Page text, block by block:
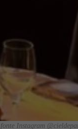
Instagram